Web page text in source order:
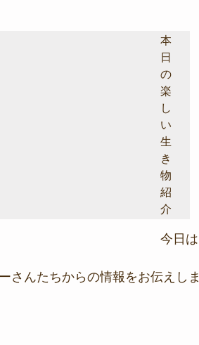
本
日
の
楽
し
い
生
き
物
紹
介
今日は
さんたちからの情報をお伝えしま